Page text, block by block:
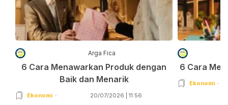
Arga Fica
6 Cara Menawarkan Produk dengan
Baik dan Menarik
Ekonomi 20/07/2026 | 11:56
6 Cara
Ekonomi